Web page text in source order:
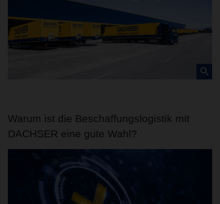
Warum ist die Beschaffungslogistik mit
DACHSER eine gute Wahl?